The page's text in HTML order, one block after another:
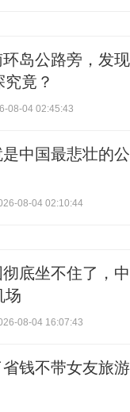
岛公路旁，发
竟？
08-04 02:45:43
中国最悲壮的
08-04 02:10:44
彻底坐不住了，
场
08-04 16:07:43
省钱不带女友旅